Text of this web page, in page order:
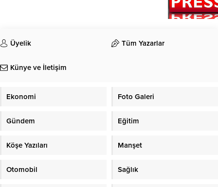
Üyelik Tüm Yazarlar
Künye ve İletişim
Ekonomi Foto Galeri
Gündem Eğitim
Köşe Yazıları Manşet
Otomobil Sağlık